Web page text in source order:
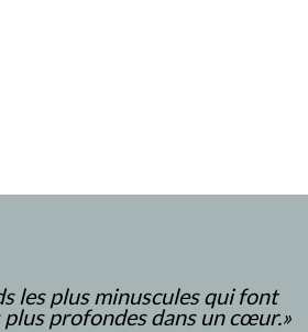
les plus minuscules qui font
plus profondes dans un cœur.»